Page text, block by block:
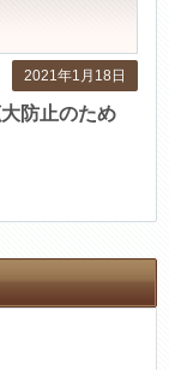
2021年1月18日
防止のため